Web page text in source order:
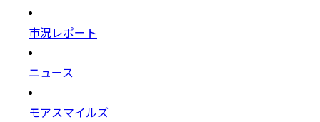
市況レポート
ニュース
モアスマイルズ